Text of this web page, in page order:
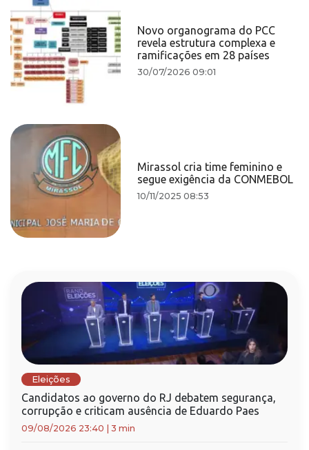
Novo organograma do PCC
revela estrutura complexa e
ramificações em 28 países
30/07/2026 09:01
Mirassol cria time feminino e
segue exigência da CONMEBOL
10/11/2025 08:53
Eleições
Candidatos ao governo do RJ debatem segurança,
corrupção e criticam ausência de Eduardo Paes
09/08/2026 23:40 3 min